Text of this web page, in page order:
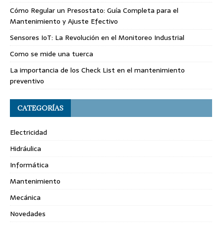
Cómo Regular un Presostato: Guía Completa para el
Mantenimiento y Ajuste Efectivo
Sensores IoT: La Revolución en el Monitoreo Industrial
Como se mide una tuerca
La importancia de los Check List en el mantenimiento
preventivo
CATEGORÍAS
Electricidad
Hidráulica
Informática
Mantenimiento
Mecánica
Novedades